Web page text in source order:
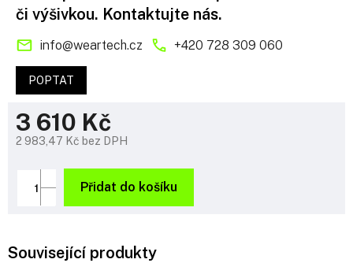
3 610 Kč
2 983,47 Kč bez DPH
cena:
Přidat do košíku
či výšivkou. Kontaktujte nás.
info@weartech.cz +420 728 309 060
POPTAT
Související produkty